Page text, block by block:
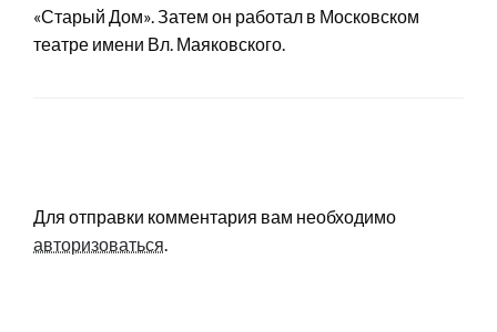
«Старый Дом». Затем он работал в Московском
театре имени Вл. Маяковского.
Для отправки комментария вам необходимо
авторизоваться.